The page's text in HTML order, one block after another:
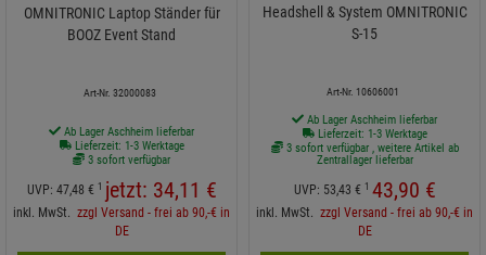
OMNITRONIC Laptop Ständer für
BOOZ Event Stand
Art-Nr. 32000083
Ab Lager Aschheim lieferbar
Lieferzeit: 1-3 Werktage
3 sofort verfügbar
UVP: 47,48 € 1 jetzt: 34,11 €
inkl. MwSt. zzgl Versand - frei ab 90,-€ in
DE
Headshell & System OMNITRONIC
S-15
Art-Nr. 10606001
Ab Lager Aschheim lieferbar
Lieferzeit: 1-3 Werktage
3 sofort verfügbar , weitere Artikel ab
Zentrallager lieferbar
UVP: 53,43 € 1 43,90 €
inkl. MwSt. zzgl Versand - frei ab 90,-€ in
DE